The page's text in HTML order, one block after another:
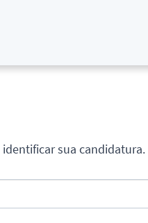
sua candidatura.